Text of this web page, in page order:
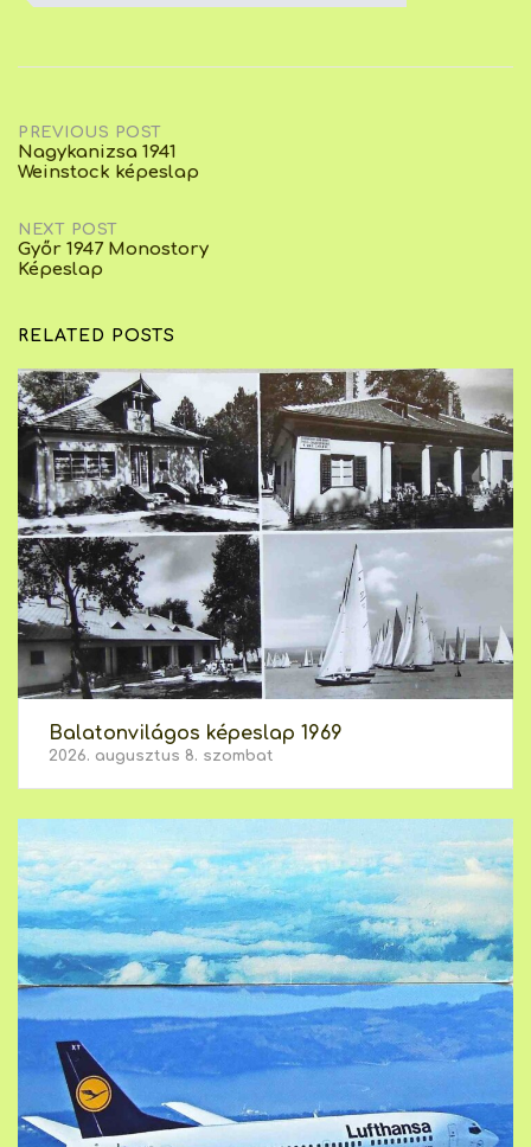
Post
PREVIOUS POST
Nagykanizsa 1941
Weinstock képeslap
NEXT POST
Győr 1947 Monostory
Képeslap
RELATED POSTS
Balatonvilágos képeslap 1969
2026. augusztus 8. szombat